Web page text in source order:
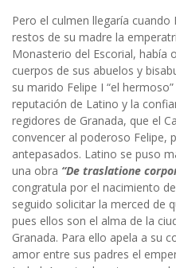
Pero el culmen llegaría
restos de su madre la
Monasterio del Escorial, había
cuerpos de sus abuelos y
su marido Felipe I “el
reputación de Latino y la
regidores de Granada, que el
convencer al poderoso Felipe,
antepasados. Latino se puso
una obra “De traslatione
congratula por el nacimiento
seguido solicitar la merced de
pues ellos son el alma de la
Granada. Para ello apela a su
amor entre sus padres el